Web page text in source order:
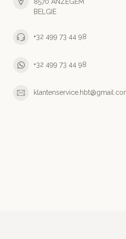
BELGIE
+32 499 73 44 98
+32 499 73 44 98